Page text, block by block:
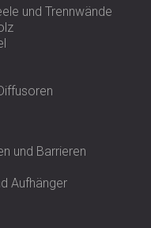
für
in ein kreatives
und Trennwände
und Barrieren
Aufhänger